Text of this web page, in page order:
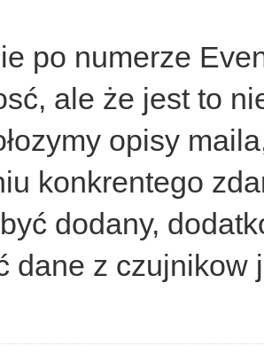
po numerze
ale że jest to
opisy
konkrentego
dodany,
dane z czujnikow